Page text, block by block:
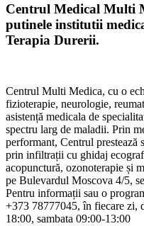
Centrul Medical Multi
putinele institutii
Terapia Durerii.
Centrul Multi Medica, cu o
fizioterapie, neurologie,
asistență medicala de
spectru larg de maladii. Prin
performant, Centrul prestează
prin infiltrații cu ghidaj
acopunctură, ozonoterapie și
pe Bulevardul Moscova 4/5,
Pentru informații sau o
+373 78777045, în fiecare zi,
18:00, sambata 09:00-13:00